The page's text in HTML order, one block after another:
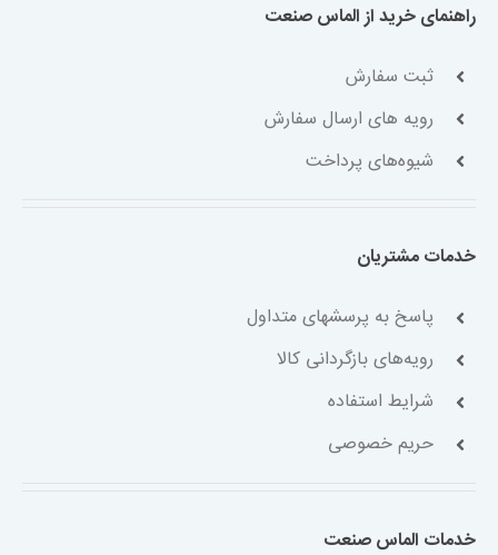
راهنمای خرید از الماس صنعت
ثبت سفارش
رویه های ارسال سفارش
شیوه‌های پرداخت
خدمات مشتریان
پاسخ به پرسشهای متداول
رویه‌های بازگردانی کالا
شرایط استفاده
حریم خصوصی
خدمات الماس صنعت